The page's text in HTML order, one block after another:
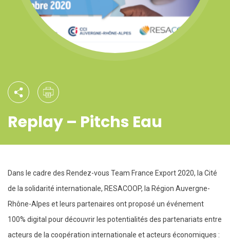
Replay – Pitchs Eau
Dans le cadre des Rendez-vous Team France Export 2020, la Cité
de la solidarité internationale, RESACOOP, la Région Auvergne-
Rhône-Alpes et leurs partenaires ont proposé un événement
100% digital pour découvrir les potentialités des partenariats entre
acteurs de la coopération internationale et acteurs économiques :